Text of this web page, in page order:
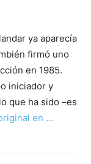
ya aparecía
firmó uno
en 1985.
iniciador y
que ha sido –es
en …